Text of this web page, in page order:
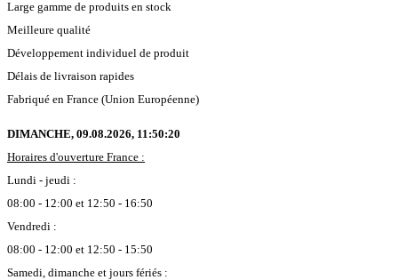
Large gamme de produits en stock
Meilleure qualité
Développement individuel de produit
Délais de livraison rapides
Fabriqué en France (Union Européenne)
DIMANCHE, 09.08.2026, 11:50:21
Horaires d'ouverture France :
Lundi - jeudi :
08:00 - 12:00 et 12:50 - 16:50
Vendredi :
08:00 - 12:00 et 12:50 - 15:50
Samedi, dimanche et jours fériés :